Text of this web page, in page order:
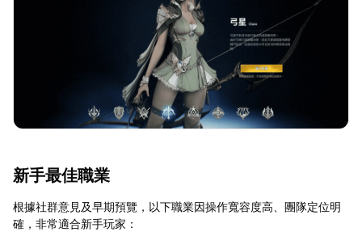
新手最佳職業
根據社群意見及早期預覽，以下職業因操作寬容度高、團隊定位明
確，非常適合新手玩家：